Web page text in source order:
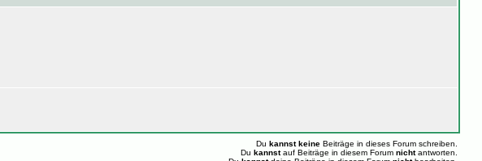
Du kannst keine Beiträge in dieses Forum schreiben.
Du kannstauf Beiträge in diesem Forum nichtantworten.